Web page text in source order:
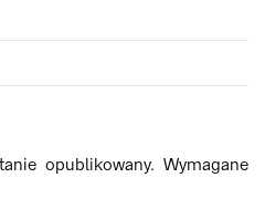
opublikowany. Wymagane